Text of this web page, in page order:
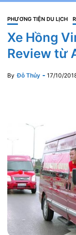
PHƯƠNG TIỆN DU LỊCH
Xe Hồng
Review từ
By Đỗ Thủy 17/10/